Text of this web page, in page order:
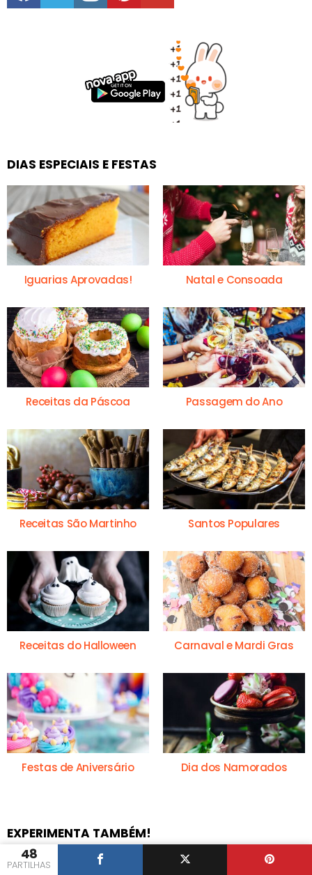
48
PARTILHAS
DIAS ESPECIAIS E FESTAS
Iguarias Aprovadas! Natal e Consoada
Receitas da Páscoa Passagem do Ano
Receitas São Martinho Santos Populares
Receitas do Halloween Carnaval e Mardi Gras
Festas de Aniversário Dia dos Namorados
EXPERIMENTA TAMBÉM!